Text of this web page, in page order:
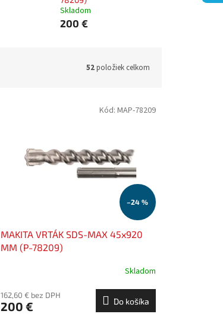
Skladom
200 €
52položiek celkom
–24 %
MAKITA VRTÁK SDS-MAX 45x920
MM (P-78209)
Skladom
162,60 € bez DPH
200 € Do košíka
Kód: MAP-78209